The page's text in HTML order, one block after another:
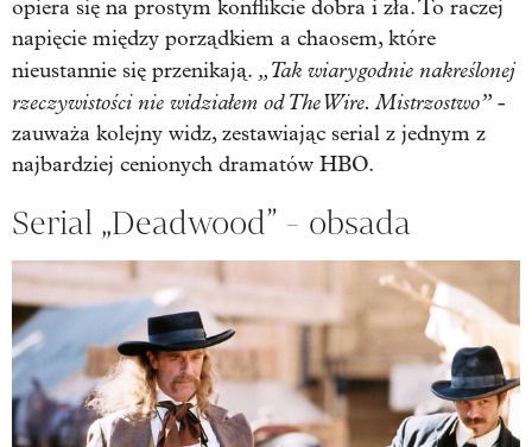
opiera się na prostym konflikcie dobra i zła. To raczej
napięcie między porządkiem a chaosem, które
nieustannie się przenikają. „Tak wiarygodnie nakreślonej
rzeczywistości nie widziałem od The Wire. Mistrzostwo” -
zauważa kolejny widz, zestawiając serial z jednym z
najbardziej cenionych dramatów HBO.
Serial „Deadwood” - obsada